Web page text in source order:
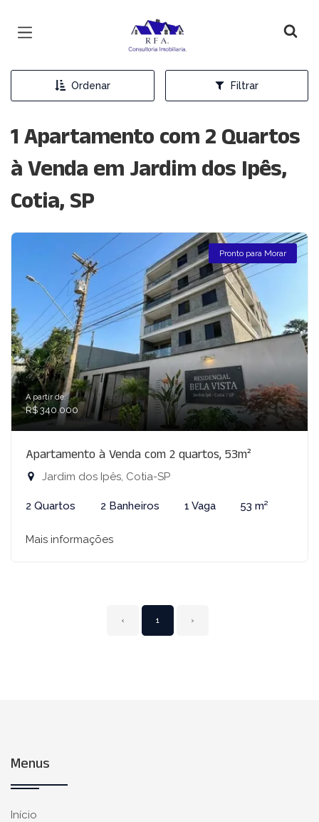
Página inicial
Ordenar Filtrar
1 Apartamento com 2 Quartos
à Venda em Jardim dos Ipês,
Cotia, SP
Pronto para Morar
A partir de:
R$ 340.000
Apartamento à Venda com 2 quartos, 53m²
Jardim dos Ipês, Cotia-SP
2 Quartos 2 Banheiros 1 Vaga 53 m²
Mais informações
‹ 1 ›
Menus
Início